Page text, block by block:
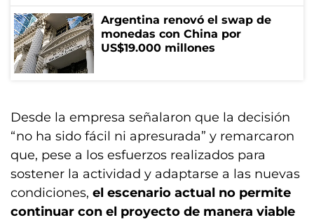
Argentina renovó el swap de
monedas con China por
US$19.000 millones
Desde la empresa señalaron que la decisión
“no ha sido fácil ni apresurada” y remarcaron
que, pese a los esfuerzos realizados para
sostener la actividad y adaptarse a las nuevas
condiciones, el escenario actual no permite
continuar con el proyecto de manera viable